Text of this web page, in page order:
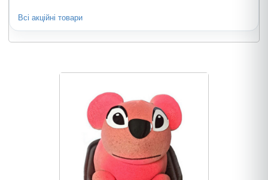
Всі акційні товари